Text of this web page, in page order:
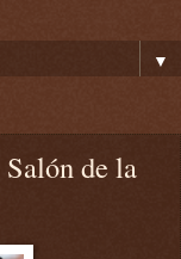
▼
de la